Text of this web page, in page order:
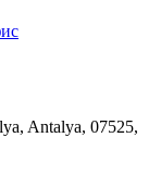
Antalya, 07525,